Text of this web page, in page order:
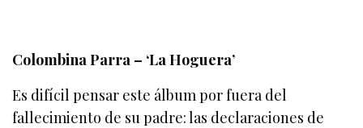
Colombina Parra – ‘La Hoguera’
Es difícil pensar este álbum por fuera del
fallecimiento de su padre: las declaraciones de